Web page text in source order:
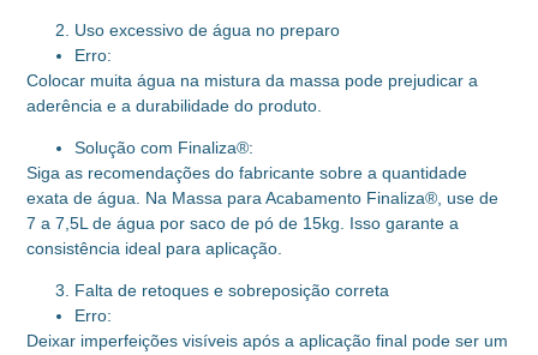
Uso excessivo de água no preparo
Erro:
Colocar muita água na mistura da massa pode prejudicar a
aderência e a durabilidade do produto.
Solução com Finaliza®:
Siga as recomendações do fabricante sobre a quantidade
exata de água. Na Massa para Acabamento Finaliza®, use de
7 a 7,5L de água por saco de pó de 15kg. Isso garante a
consistência ideal para aplicação.
Falta de retoques e sobreposição correta
Erro:
Deixar imperfeições visíveis após a aplicação final pode ser um